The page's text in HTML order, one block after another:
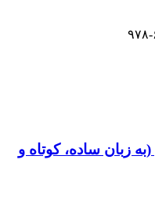
۰۳-۵
زبان ساده، کوتاه و